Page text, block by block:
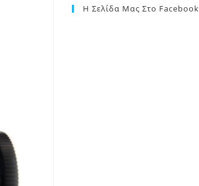
Η Σελίδα Μας Στο Facebook